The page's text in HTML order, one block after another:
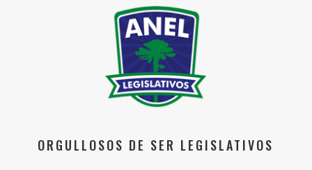
ORGULLOSOS DE SER LEGISLATIVOS